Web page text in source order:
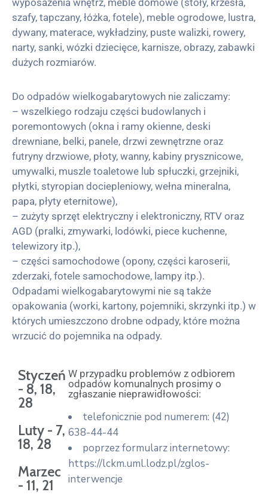
wyposażenia wnętrz, meble domowe (stoły, krzesła,
szafy, tapczany, łóżka, fotele), meble ogrodowe, lustra,
dywany, materace, wykładziny, puste walizki, rowery,
narty, sanki, wózki dziecięce, karnisze, obrazy, zabawki
dużych rozmiarów.
Do odpadów wielkogabarytowych nie zaliczamy:
– wszelkiego rodzaju części budowlanych i
poremontowych (okna i ramy okienne, deski
drewniane, belki, panele, drzwi zewnętrzne oraz
futryny drzwiowe, płoty, wanny, kabiny prysznicowe,
umywalki, muszle toaletowe lub spłuczki, grzejniki,
płytki, styropian dociepleniowy, wełna mineralna,
papa, płyty eternitowe),
– zużyty sprzęt elektryczny i elektroniczny, RTV oraz
AGD (pralki, zmywarki, lodówki, piece kuchenne,
telewizory itp.),
– części samochodowe (opony, części karoserii,
zderzaki, fotele samochodowe, lampy itp.).
Odpadami wielkogabarytowymi nie są także
opakowania (worki, kartony, pojemniki, skrzynki itp.) w
których umieszczono drobne odpady, które można
wrzucić do pojemnika na odpady.
Styczeń
- 8, 18,
28
Luty - 7,
18, 28
Marzec
- 11, 21
W przypadku problemów z odbiorem
odpadów komunalnych prosimy o
zgłaszanie nieprawidłowości:
telefonicznie pod numerem: (42)
638-44-44
poprzez formularz internetowy:
https://lckm.uml.lodz.pl/zglos-
interwencje